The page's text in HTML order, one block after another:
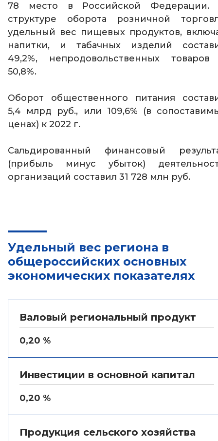
78 место в Российской Федерации.
структуре оборота розничной
удельный вес пищевых продуктов,
напитки, и табачных изделий
49,2%, непродовольственных
50,8%.
Оборот общественного питания
5,4 млрд руб., или 109,6% (в
ценах) к 2022 г.
Сальдированный финансовый
(прибыль минус убыток)
организаций составил 31 728 млн руб.
Удельный вес региона в
общероссийских основных
экономических показателях
Валовый региональный продукт
0,20 %
Инвестиции в основной капитал
0,20 %
Продукция сельского хозяйства